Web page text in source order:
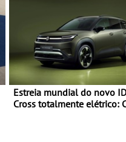
Estreia mundial do novo
Cross totalmente elétrico: